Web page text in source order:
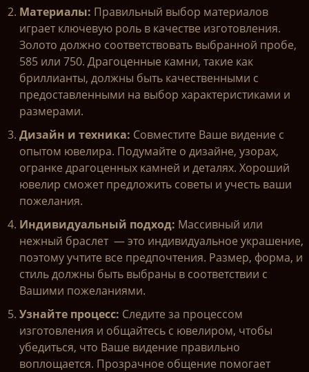
Материалы: Правильный выбор материалов
играет ключевую роль в качестве изготовления.
Золото должно соответствовать выбранной пробе,
585 или 750. Драгоценные камни, такие как
бриллианты, должны быть качественными с
предоставленными на выбор характеристиками и
размерами.
Дизайн и техника: Совместите Ваше видение с
опытом ювелира. Подумайте о дизайне, узорах,
огранке драгоценных камней и деталях. Хороший
ювелир сможет предложить советы и учесть ваши
пожелания.
Индивидуальный подход: Массивный или
нежный браслет — это индивидуальное украшение,
поэтому учтите все предпочтения. Размер, форма, и
стиль должны быть выбраны в соответствии с
Вашими пожеланиями.
Узнайте процесс: Следите за процессом
изготовления и общайтесь с ювелиром, чтобы
убедиться, что Ваше видение правильно
воплощается. Прозрачное общение помогает